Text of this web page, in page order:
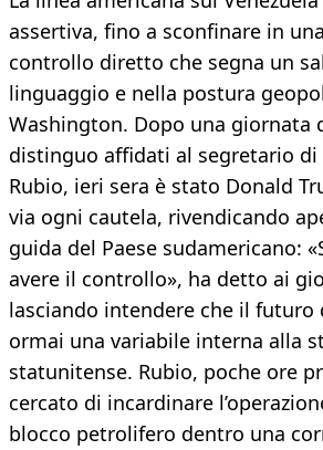
assertiva, fino a sconfinare in
controllo diretto che segna un
linguaggio e nella postura
Washington. Dopo una giornata
distinguo affidati al segretario di
Rubio, ieri sera è stato Donald
via ogni cautela, rivendicando
guida del Paese sudamericano:
avere il controllo», ha detto ai
lasciando intendere che il futuro
ormai una variabile interna alla
statunitense. Rubio, poche ore
cercato di incardinare
blocco petrolifero dentro una